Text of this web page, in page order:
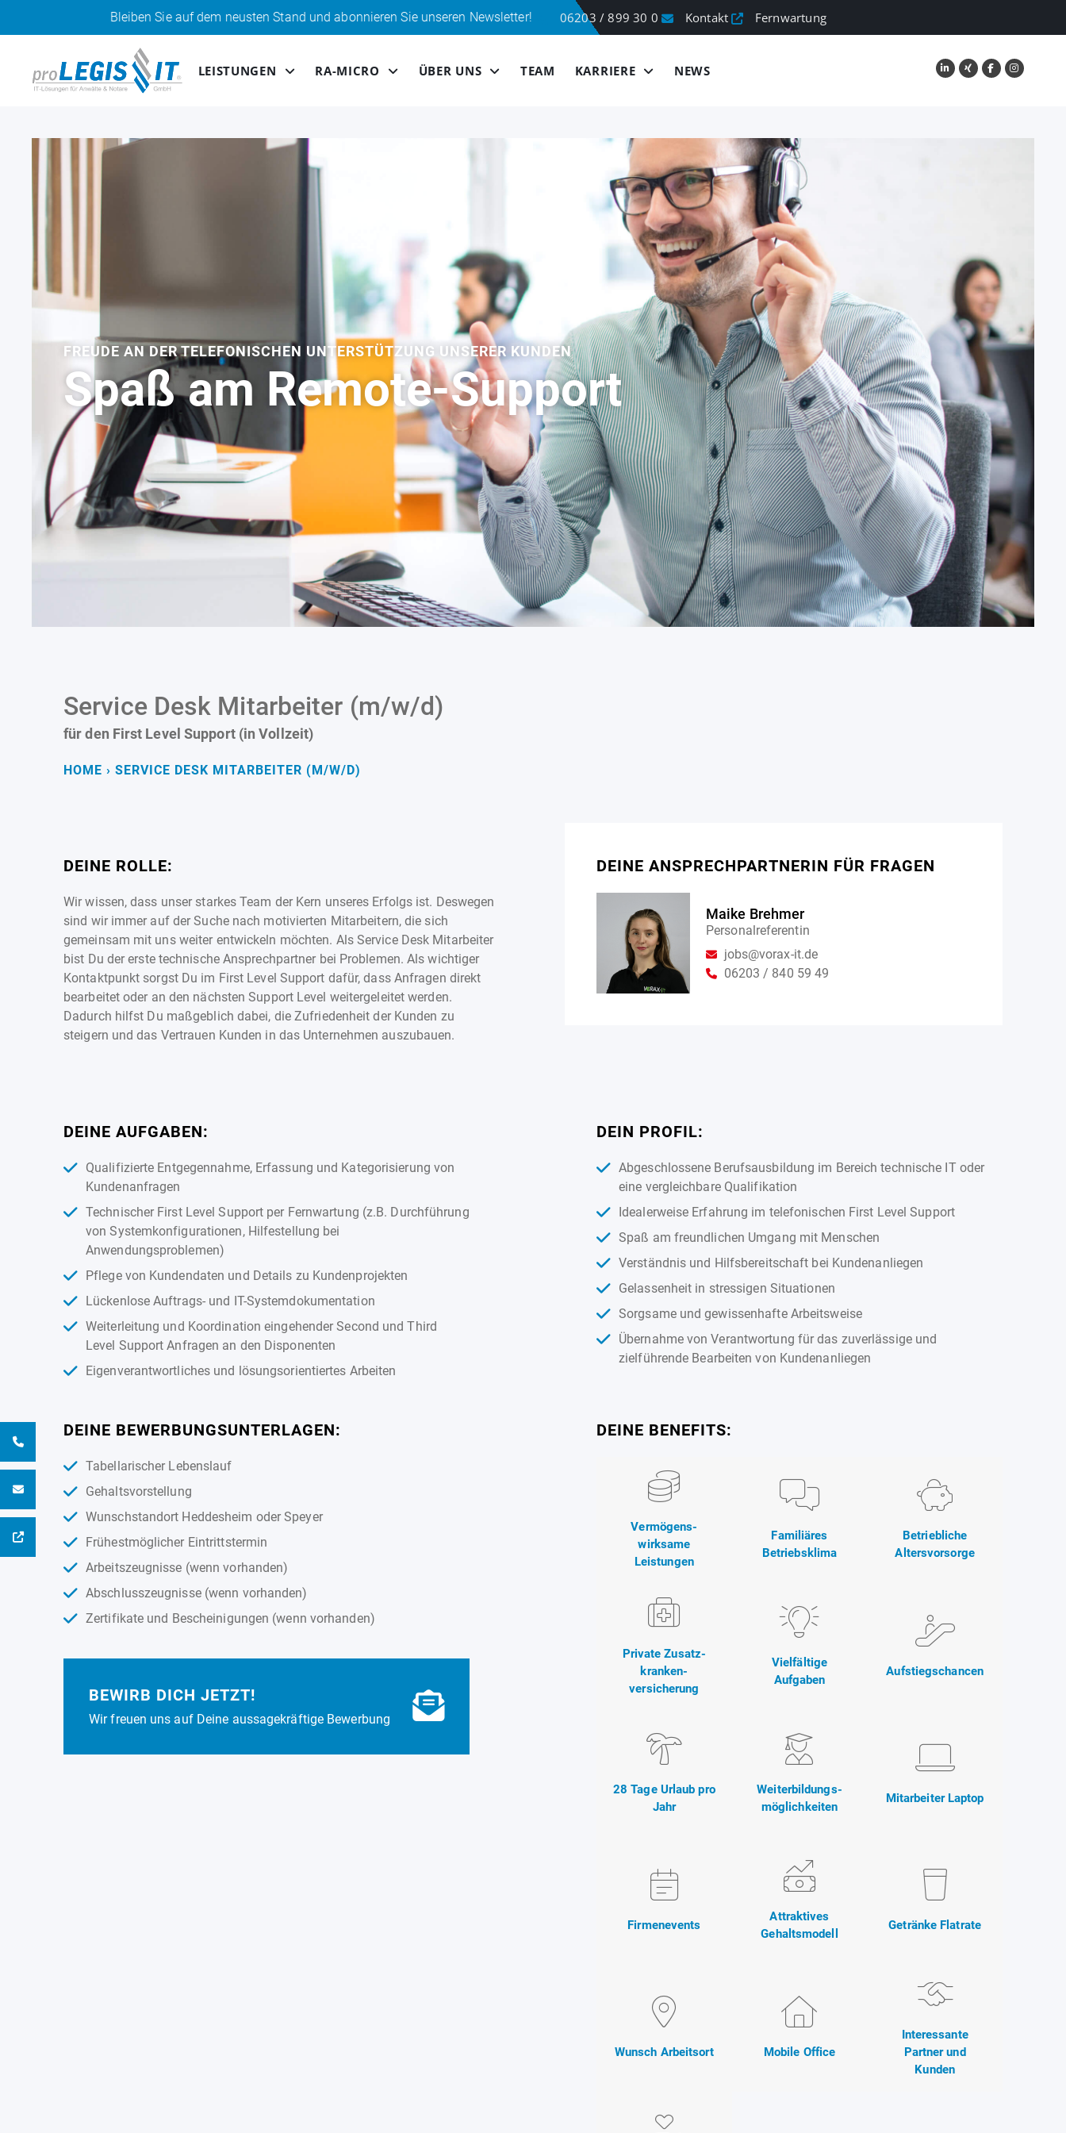
Bleiben Sie auf dem neusten Stand und abonnieren Sie unseren Newsletter! Klicken Sie hier 06203 / 899 30 0 Kontakt Fernwartung
LEISTUNGEN RA-MICRO ÜBER UNS TEAM KARRIERE NEWS
FREUDE AN DER TELEFONISCHEN UNTERSTÜTZUNG UNSERER KUNDEN
Spaß am Remote-Support
Service Desk Mitarbeiter (m/w/d)
für den First Level Support (in Vollzeit)
HOME › SERVICE DESK MITARBEITER (M/W/D)
DEINE ROLLE:
Wir wissen, dass unser starkes Team der Kern unseres Erfolgs ist. Deswegen
sind wir immer auf der Suche nach motivierten Mitarbeitern, die sich
gemeinsam mit uns weiter entwickeln möchten. Als Service Desk Mitarbeiter
bist Du der erste technische Ansprechpartner bei Problemen. Als wichtiger
Kontaktpunkt sorgst Du im First Level Support dafür, dass Anfragen direkt
bearbeitet oder an den nächsten Support Level weitergeleitet werden.
Dadurch hilfst Du maßgeblich dabei, die Zufriedenheit der Kunden zu
steigern und das Vertrauen Kunden in das Unternehmen auszubauen.
DEINE ANSPRECHPARTNERIN FÜR FRAGEN
Maike Brehmer
Personalreferentin
jobs@vorax-it.de
06203 / 840 59 49
DEINE AUFGABEN:
Qualifizierte Entgegennahme, Erfassung und Kategorisierung von
Kundenanfragen
Technischer First Level Support per Fernwartung (z.B. Durchführung
von Systemkonfigurationen, Hilfestellung bei
Anwendungsproblemen)
Pflege von Kundendaten und Details zu Kundenprojekten
Lückenlose Auftrags- und IT-Systemdokumentation
Weiterleitung und Koordination eingehender Second und Third
Level Support Anfragen an den Disponenten
Eigenverantwortliches und lösungsorientiertes Arbeiten
DEIN PROFIL:
Abgeschlossene Berufsausbildung im Bereich technische IT oder
eine vergleichbare Qualifikation
Idealerweise Erfahrung im telefonischen First Level Support
Spaß am freundlichen Umgang mit Menschen
Verständnis und Hilfsbereitschaft bei Kundenanliegen
Gelassenheit in stressigen Situationen
Sorgsame und gewissenhafte Arbeitsweise
Übernahme von Verantwortung für das zuverlässige und
zielführende Bearbeiten von Kundenanliegen
DEINE BEWERBUNGSUNTERLAGEN:
Tabellarischer Lebenslauf
Gehaltsvorstellung
Wunschstandort Heddesheim oder Speyer
Frühestmöglicher Eintrittstermin
Arbeitszeugnisse (wenn vorhanden)
Abschlusszeugnisse (wenn vorhanden)
Zertifikate und Bescheinigungen (wenn vorhanden)
BEWIRB DICH JETZT!
Wir freuen uns auf Deine aussagekräftige Bewerbung
DEINE BENEFITS:
Vermögens-
wirksame
Leistungen
Familiäres
Betriebsklima
Betriebliche
Altersvorsorge
Private Zusatz-
kranken-
versicherung
Vielfältige
Aufgaben
Aufstiegschancen
28 Tage Urlaub pro
Jahr
Weiterbildungs-
möglichkeiten
Mitarbeiter Laptop
Firmenevents
Attraktives
Gehaltsmodell
Getränke Flatrate
Wunsch Arbeitsort Mobile Office
Interessante
Partner und
Kunden